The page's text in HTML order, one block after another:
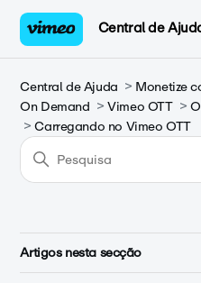
Central de
Central de Ajuda
Monetize
On Demand
Vimeo OTT
Carregando no Vimeo OTT
Artigos nesta secção